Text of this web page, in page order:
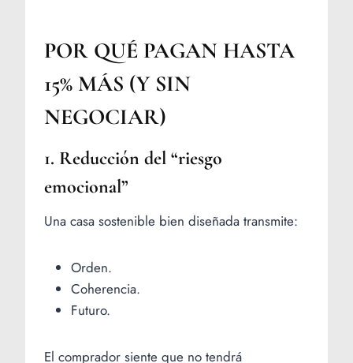
POR QUÉ PAGAN HASTA
15% MÁS (Y SIN
NEGOCIAR)
1. Reducción del “riesgo
emocional”
Una casa sostenible bien diseñada transmite:
Orden.
Coherencia.
Futuro.
El comprador siente que no tendrá